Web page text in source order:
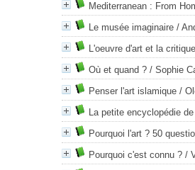
Mediterranean : From
Le musée imaginaire /
L'oeuvre d'art et la critique
Où et quand ? / Sophie
Penser l'art islamique /
La petite encyclopédie
Pourquoi l'art ? 50
Pourquoi c'est connu ? /